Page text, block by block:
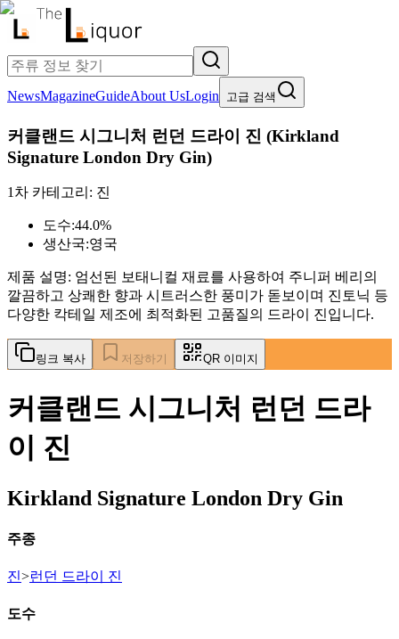
NewsMagazineGuideAbout UsLogin 고급 검색
커클랜드 시그니처 런던 드라이 진 (Kirkland
Signature London Dry Gin)
1차 카테고리: 진
도수:44.0%
생산국:영국
제품 설명: 엄선된 보태니컬 재료를 사용하여 주니퍼 베리의
깔끔하고 상쾌한 향과 시트러스한 풍미가 돋보이며 진토닉 등
다양한 칵테일 제조에 최적화된 고품질의 드라이 진입니다.
링크 복사 저장하기 QR 이미지
커클랜드 시그니처 런던 드라
이 진
Kirkland Signature London Dry Gin
주종
진>런던 드라이 진
도수